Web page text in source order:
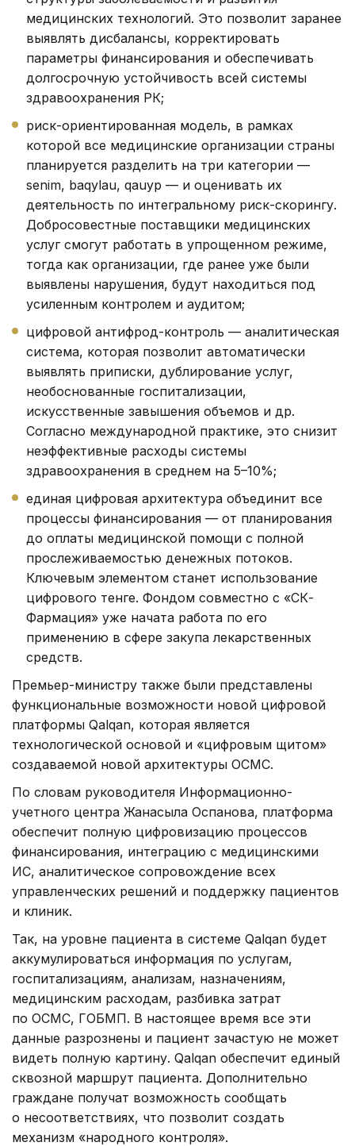
медицинских технологий. Это позволит заранее
выявлять дисбалансы, корректировать
параметры финансирования и обеспечивать
долгосрочную устойчивость всей системы
здравоохранения РК;
риск-ориентированная модель, в рамках
которой все медицинские организации страны
планируется разделить на три категории —
senim, baqylau, qauyp — и оценивать их
деятельность по интегральному риск-скорингу.
Добросовестные поставщики медицинских
услуг смогут работать в упрощенном режиме,
тогда как организации, где ранее уже были
выявлены нарушения, будут находиться под
усиленным контролем и аудитом;
цифровой антифрод-контроль — аналитическая
система, которая позволит автоматически
выявлять приписки, дублирование услуг,
необоснованные госпитализации,
искусственные завышения объемов и др.
Согласно международной практике, это снизит
неэффективные расходы системы
здравоохранения в среднем на 5–10%;
единая цифровая архитектура объединит все
процессы финансирования — от планирования
до оплаты медицинской помощи с полной
прослеживаемостью денежных потоков.
Ключевым элементом станет использование
цифрового тенге. Фондом совместно с «СК-
Фармация» уже начата работа по его
применению в сфере закупа лекарственных
средств.
Премьер-министру также были представлены
функциональные возможности новой цифровой
платформы Qalqan, которая является
технологической основой и «цифровым щитом»
создаваемой новой архитектуры ОСМС.
По словам руководителя Информационно-
учетного центра Жанасыла Оспанова, платформа
обеспечит полную цифровизацию процессов
финансирования, интеграцию с медицинскими
ИС, аналитическое сопровождение всех
управленческих решений и поддержку пациентов
и клиник.
Так, на уровне пациента в системе Qalqan будет
аккумулироваться информация по услугам,
госпитализациям, анализам, назначениям,
медицинским расходам, разбивка затрат
по ОСМС, ГОБМП. В настоящее время все эти
данные разрознены и пациент зачастую не может
видеть полную картину. Qalqan обеспечит единый
сквозной маршрут пациента. Дополнительно
граждане получат возможность сообщать
о несоответствиях, что позволит создать
механизм «народного контроля».